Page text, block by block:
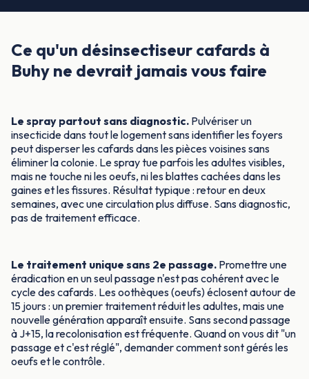
Ce qu'un désinsectiseur cafards à
Buhy ne devrait jamais vous faire
Le spray partout sans diagnostic. Pulvériser un
insecticide dans tout le logement sans identifier les foyers
peut disperser les cafards dans les pièces voisines sans
éliminer la colonie. Le spray tue parfois les adultes visibles,
mais ne touche ni les oeufs, ni les blattes cachées dans les
gaines et les fissures. Résultat typique : retour en deux
semaines, avec une circulation plus diffuse. Sans diagnostic,
pas de traitement efficace.
Le traitement unique sans 2e passage. Promettre une
éradication en un seul passage n'est pas cohérent avec le
cycle des cafards. Les oothèques (oeufs) éclosent autour de
15 jours : un premier traitement réduit les adultes, mais une
nouvelle génération apparaît ensuite. Sans second passage
à J+15, la recolonisation est fréquente. Quand on vous dit "un
passage et c'est réglé", demander comment sont gérés les
oeufs et le contrôle.